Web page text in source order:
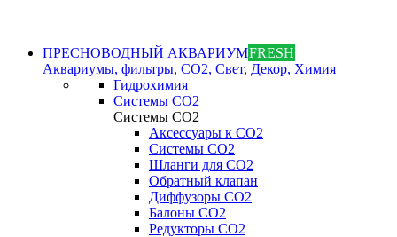
ПРЕСНОВОДНЫЙ АКВАРИУМFRESH
Аквариумы, фильтры, СО2, Свет, Декор, Химия
Гидрохимия
Системы СО2
Системы СО2
Аксессуары к СО2
Системы СО2
Шланги для CO2
Обратный клапан
Диффузоры СO2
Балоны CO2
Редукторы CO2